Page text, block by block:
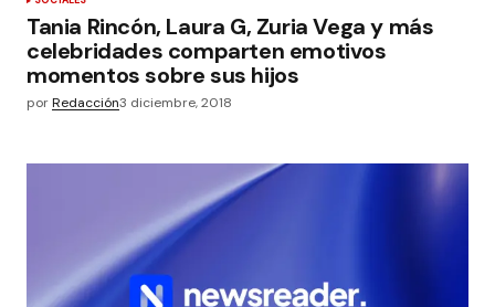
Tania Rincón, Laura G, Zuria Vega y más
celebridades comparten emotivos
momentos sobre sus hijos
porRedacción3 diciembre, 2018